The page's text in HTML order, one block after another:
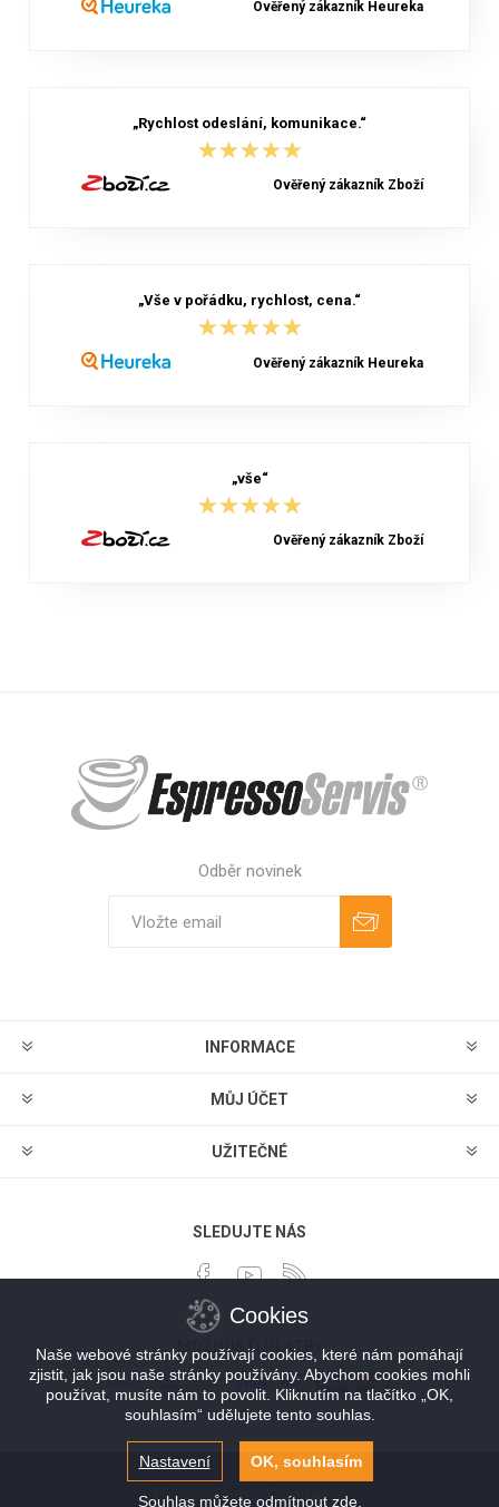
Ověřený zákazník Heureka
„Rychlost odeslání, komunikace.“
★★★★★
★★★★★
Ověřený zákazník Zboží
„Vše v pořádku, rychlost, cena.“
★★★★★
★★★★★
Ověřený zákazník Heureka
„vše“
★★★★★
★★★★★
Ověřený zákazník Zboží
Odběr novinek
INFORMACE
MŮJ ÚČET
UŽITEČNÉ
SLEDUJTE NÁS
MOŽNOSTI PLATBY
Powered bynopCommerce
Cookies
Naše webové stránky používají cookies, které nám pomáhají
zjistit, jak jsou naše stránky používány. Abychom cookies mohli
používat, musíte nám to povolit. Kliknutím na tlačítko „OK,
souhlasím“ udělujete tento souhlas.
Nastavení OK, souhlasím
Souhlas můžete odmítnout zde.